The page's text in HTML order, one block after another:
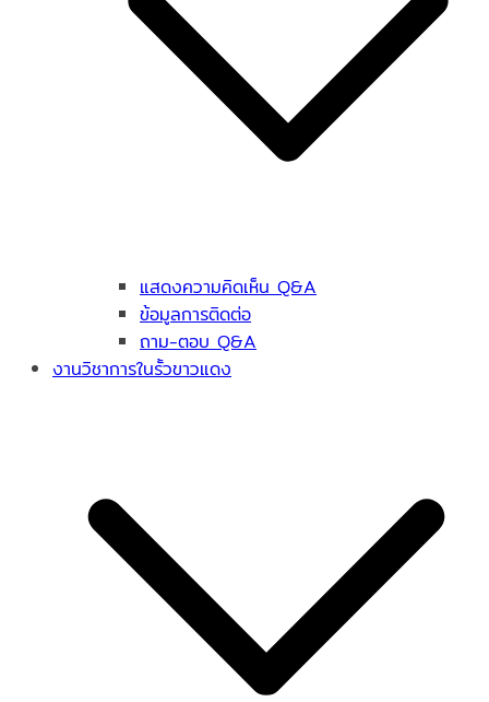
แสดงความคิดเห็น Q&A
ข้อมูลการติดต่อ
ถาม-ตอบ Q&A
งานวิชาการในรั้วขาวแดง